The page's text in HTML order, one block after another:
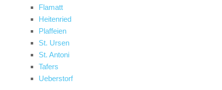
Flamatt
Heitenried
Plaffeien
St. Ursen
St. Antoni
Tafers
Ueberstorf